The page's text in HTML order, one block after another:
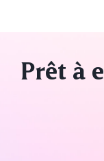
Prêt à